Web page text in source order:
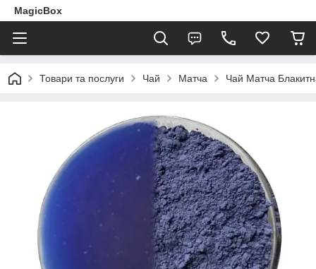
MagicBox
Товари та послуги Чай Матча Чай Матча